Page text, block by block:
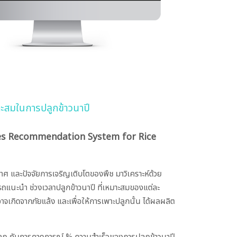
สมในการปลูกข้าวนาปี
Recommendation System for Rice
ละปัจจัยการเจริญเติบโตของพืช มาวิเคราะห์ด้วย
แนะนำ ช่วงเวลาปลูกข้าวนาปี ที่เหมาะสมของแต่ละ
เกิดจากภัยแล้ง และเพื่อให้การเพาะปลูกนั้น ได้ผลผลิต